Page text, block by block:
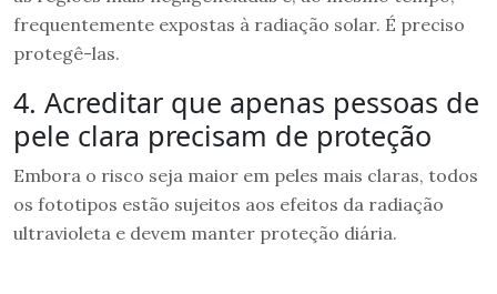
frequentemente expostas à radiação solar. É preciso
protegê-las.
4. Acreditar que apenas pessoas de
pele clara precisam de proteção
Embora o risco seja maior em peles mais claras, todos
os fototipos estão sujeitos aos efeitos da radiação
ultravioleta e devem manter proteção diária.